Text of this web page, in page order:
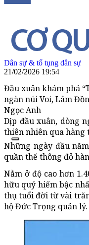
Dân sự & tố tụng dân sự
21/02/2026 19:54
Đầu xuân khám phá
ngàn núi Voi, Lâm
Ngọc Anh
Dịp đầu xuân, dòng
thiên nhiên qua hàng
Những ngày đầu
quần thể thông đỏ
Nằm ở độ cao hơn
hữu quý hiếm bậc
thụ tuổi đời từ vài
hộ Đức Trọng quản lý.